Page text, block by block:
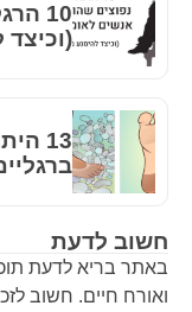
חשוב לדעת
באתר בריא לדעת
ואורח חיים. חשוב
10
13